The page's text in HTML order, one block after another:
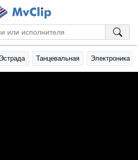
Эстрада Танцевальная Электроника